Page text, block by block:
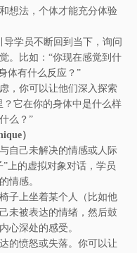
想法，个体才能充分体验
导学员不断回到当下，询问
。比如：“你现在感觉到什
体有什么反应？”
，你可以让他们深入探索
它在你的身体中是什么样
么？”
）
自己未解决的情感或人际
上的虚拟对象对话，学员
情感。
子上坐着某个人（比如他
未被表达的情绪，然后鼓
心深处的感受。
的愤怒或失落。你可以让